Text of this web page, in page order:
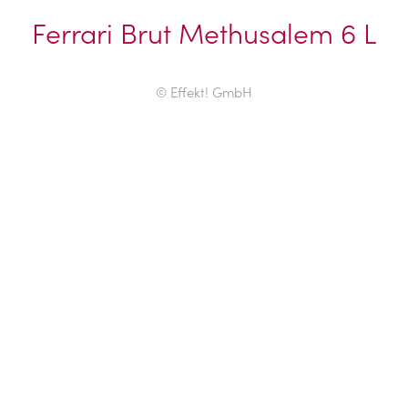
Ferrari Brut Methusalem 6 L
© Effekt! GmbH